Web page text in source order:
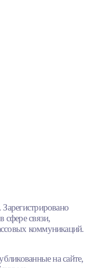
сфере связи,
коммуникаций.
на сайте,